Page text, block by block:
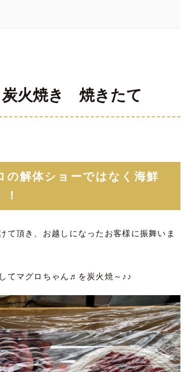
火焼き 焼きたて
の解体ショーではなく海鮮
て頂き、お越しになったお客様に振舞いま
てマグロちゃん♬を炭火焼～♪♪